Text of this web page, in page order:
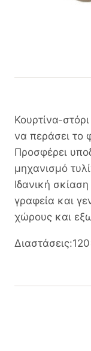
Κουρτίνα-
να περάσει το
Προσφέρει
μηχανισμό
Ιδανική
γραφεία και
χώρους και